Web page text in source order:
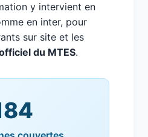
y intervient en
en inter, pour
sur site et les
du MTES.